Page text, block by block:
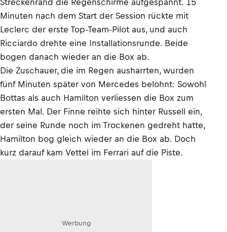
Streckenrand die Regenschirme aufgespannt. 15
Minuten nach dem Start der Session rückte mit
Leclerc der erste Top-Team-Pilot aus, und auch
Ricciardo drehte eine Installationsrunde. Beide
bogen danach wieder an die Box ab.
Die Zuschauer, die im Regen ausharrten, wurden
fünf Minuten später von Mercedes belohnt: Sowohl
Bottas als auch Hamilton verliessen die Box zum
ersten Mal. Der Finne reihte sich hinter Russell ein,
der seine Runde noch im Trockenen gedreht hatte,
Hamilton bog gleich wieder an die Box ab. Doch
kurz darauf kam Vettel im Ferrari auf die Piste.
Werbung